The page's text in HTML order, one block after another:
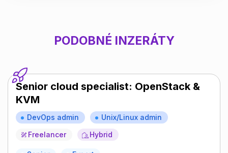
PODOBNÉ INZERÁTY
Senior cloud specialist: OpenStack &
KVM
DevOps admin
Unix/Linux admin
Freelancer
Hybrid